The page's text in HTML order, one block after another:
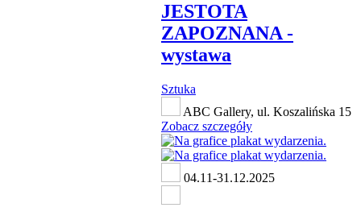
JESTOTA
ZAPOZNANA -
wystawa
Sztuka
ABC Gallery, ul. Koszalińska 15
Zobacz szczegóły
04.11-31.12.2025